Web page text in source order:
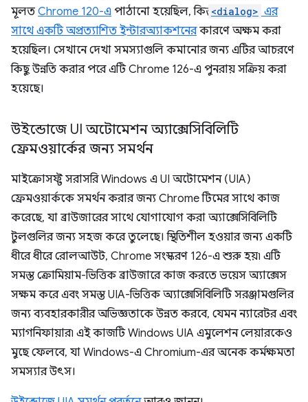
মূলত Chrome 120-এ পাঠানো হয়েছিল, কিন্তু <dialog> এর
সাথে একটি অপ্রত্যাশিত ইন্টারঅ্যাকশনেরকারণে অক্ষম করা
হয়েছিল। সেখানে দেখা সমস্যাগুলি কমানোর জন্য এটির আচরণে
কিছু উন্নতি করার পরে এটি Chrome 126-এ পুনরায় সক্রিয় করা
হয়েছে।
উইন্ডোজে UI অটোমেশন অ্যাক্সেসিবিলিটি
ফ্রেমওয়ার্কের জন্য সমর্থন
মাইক্রোসফ্ট সরাসরি Windows এ UI অটোমেশন (UIA)
ফ্রেমওয়ার্ককে সমর্থন করার জন্য Chrome টিমের সাথে কাজ
করেছে, যা ব্রাউজারের সাথে যোগাযোগ করা অ্যাক্সেসিবিলিটি
টুলগুলির জন্য সহজ করে তুলেছে। স্থিতিশীল হওয়ার জন্য একটি
ধীরে ধীরে রোলআউট, Chrome সংস্করণ 126-এ শুরু হয়৷ এটি
সমস্ত ক্রোমিয়াম-ভিত্তিক ব্রাউজারে কাজ করতে ভয়েস অ্যাক্সেস
সক্ষম করে এবং সমস্ত UIA-ভিত্তিক অ্যাক্সেসিবিলিটি সরঞ্জামগুলির
জন্য ব্যবহারকারীর অভিজ্ঞতাকে উন্নত করবে, যেমন ন্যারেটর এবং
ম্যাগনিফায়ার৷ এই কাজটি Windows UIA এমুলেশন লেয়ারকেও
মুছে ফেলবে, যা Windows-এ Chromium-এর অনেক কর্মক্ষমতা
সমস্যার উৎস।